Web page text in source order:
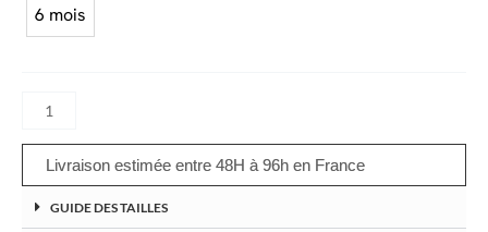
6 mois
pièces
noir
Livraison estimée entre 48H à 96h en France
GUIDE DES TAILLES